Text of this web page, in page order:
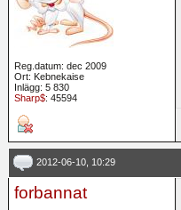
Reg.datum: dec 2009
Ort: Kebnekaise
Inlägg: 5 830
Sharp$: 45594
2012-06-10, 10:29
forbannat